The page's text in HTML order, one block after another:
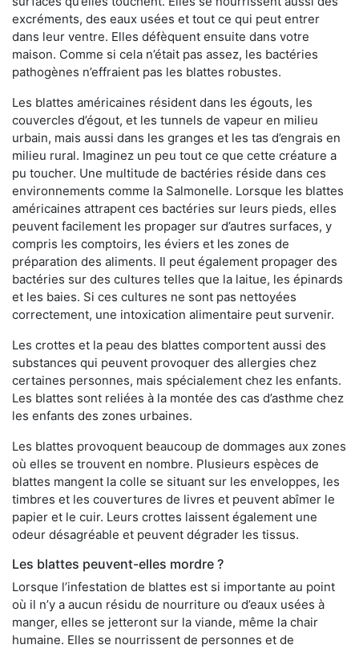
excréments, des eaux usées et tout ce qui peut entrer
dans leur ventre. Elles défèquent ensuite dans votre
maison. Comme si cela n’était pas assez, les bactéries
pathogènes n’effraient pas les blattes robustes.
Les blattes américaines résident dans les égouts, les
couvercles d’égout, et les tunnels de vapeur en milieu
urbain, mais aussi dans les granges et les tas d’engrais en
milieu rural. Imaginez un peu tout ce que cette créature a
pu toucher. Une multitude de bactéries réside dans ces
environnements comme la Salmonelle. Lorsque les blattes
américaines attrapent ces bactéries sur leurs pieds, elles
peuvent facilement les propager sur d’autres surfaces, y
compris les comptoirs, les éviers et les zones de
préparation des aliments. Il peut également propager des
bactéries sur des cultures telles que la laitue, les épinards
et les baies. Si ces cultures ne sont pas nettoyées
correctement, une intoxication alimentaire peut survenir.
Les crottes et la peau des blattes comportent aussi des
substances qui peuvent provoquer des allergies chez
certaines personnes, mais spécialement chez les enfants.
Les blattes sont reliées à la montée des cas d’asthme chez
les enfants des zones urbaines.
Les blattes provoquent beaucoup de dommages aux zones
où elles se trouvent en nombre. Plusieurs espèces de
blattes mangent la colle se situant sur les enveloppes, les
timbres et les couvertures de livres et peuvent abîmer le
papier et le cuir. Leurs crottes laissent également une
odeur désagréable et peuvent dégrader les tissus.
Les blattes peuvent-elles mordre ?
Lorsque l’infestation de blattes est si importante au point
où il n’y a aucun résidu de nourriture ou d’eaux usées à
manger, elles se jetteront sur la viande, même la chair
humaine. Elles se nourrissent de personnes et de